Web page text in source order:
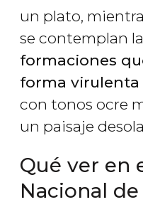
un plato,
se contemplan
formaciones
forma virulenta
con tonos ocre
un paisaje
Qué ver en
Nacional